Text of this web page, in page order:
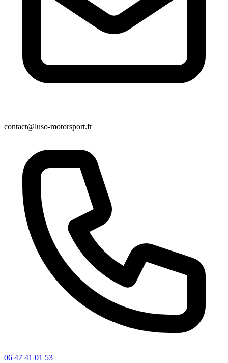
contact@luso-motorsport.fr
06 47 41 01 53